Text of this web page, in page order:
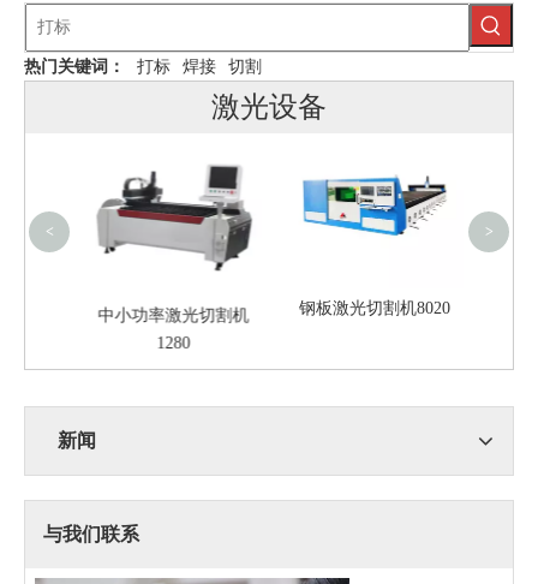
热门关键词： 打标 焊接 切割
激光设备
中小功率激光切割机
1280
钢板激光切割机8020
< >
新闻
与我们联系